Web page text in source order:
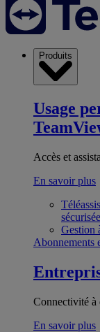
Produits
Usage
Accès et
En savoir plus
sécurisée
Gestion
Abonnements
Connectivité à
En savoir plus